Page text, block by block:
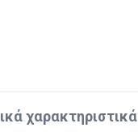
χαρακτηριστικά